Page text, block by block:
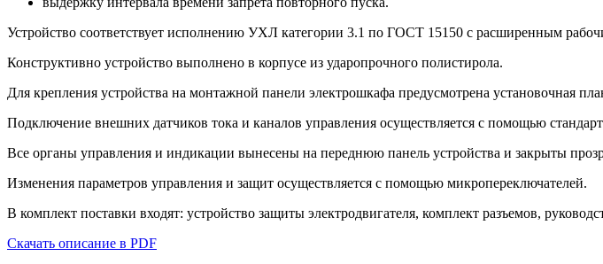
Устройство соответствует исполнению УХЛ категории 3.1 по ГОСТ 15150 с расширенным
Конструктивно устройство выполнено в корпусе из ударопрочного полистирола.
Для крепления устройства на монтажной панели электрошкафа предусмотрена установочная
Подключение внешних датчиков тока и каналов управления осуществляется с помощью
Все органы управления и индикации вынесены на переднюю панель устройства и закрыты
Изменения параметров управления и защит осуществляется с помощью микропереключателей.
В комплект поставки входят: устройство защиты электродвигателя, комплект разъемов,
Скачать описание в PDF